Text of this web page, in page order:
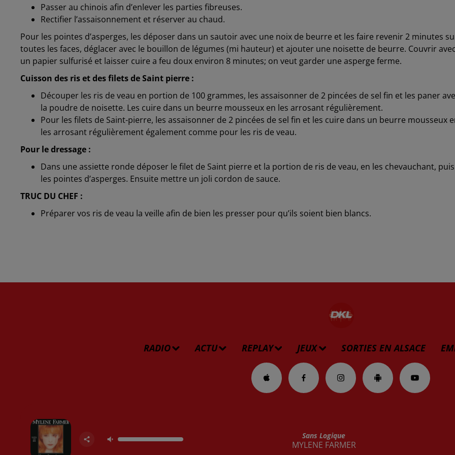
Passer au chinois afin d’enlever les parties fibreuses.
Rectifier l’assaisonnement et réserver au chaud.
Pour les pointes d’asperges, les déposer dans un sautoir avec une noix de beurre et les faire revenir 2 minutes
toutes les faces, déglacer avec le bouillon de légumes (mi hauteur) et ajouter une noisette de beurre. Couvrir avec
un papier sulfurisé et laisser cuire a feu doux environ 8 minutes; on veut garder une asperge ferme.
Cuisson des ris et des filets de Saint pierre :
Découper les ris de veau en portion de 100 grammes, les assaisonner de 2 pincées de sel fin et les paner
la poudre de noisette. Les cuire dans un beurre mousseux en les arrosant régulièrement.
Pour les filets de Saint-pierre, les assaisonner de 2 pincées de sel fin et les cuire dans un beurre mousseux
les arrosant régulièrement également comme pour les ris de veau.
Pour le dressage :
Dans une assiette ronde déposer le filet de Saint pierre et la portion de ris de veau, en les chevauchant, puis
les pointes d’asperges. Ensuite mettre un joli cordon de sauce.
TRUC DU CHEF :
Préparer vos ris de veau la veille afin de bien les presser pour qu’ils soient bien blancs.
RADIO ACTU REPLAY JEUX SORTIES EN ALSACE
Sans Logique
MYLENE FARMER